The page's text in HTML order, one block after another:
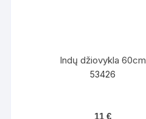
Indų džiovykla 60cm
53426
11 €